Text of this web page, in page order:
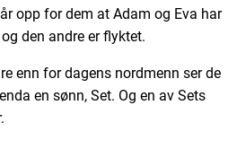
opp for dem at Adam og Eva har
den andre er flyktet.
enn for dagens nordmenn ser de
en sønn, Set. Og en av Sets